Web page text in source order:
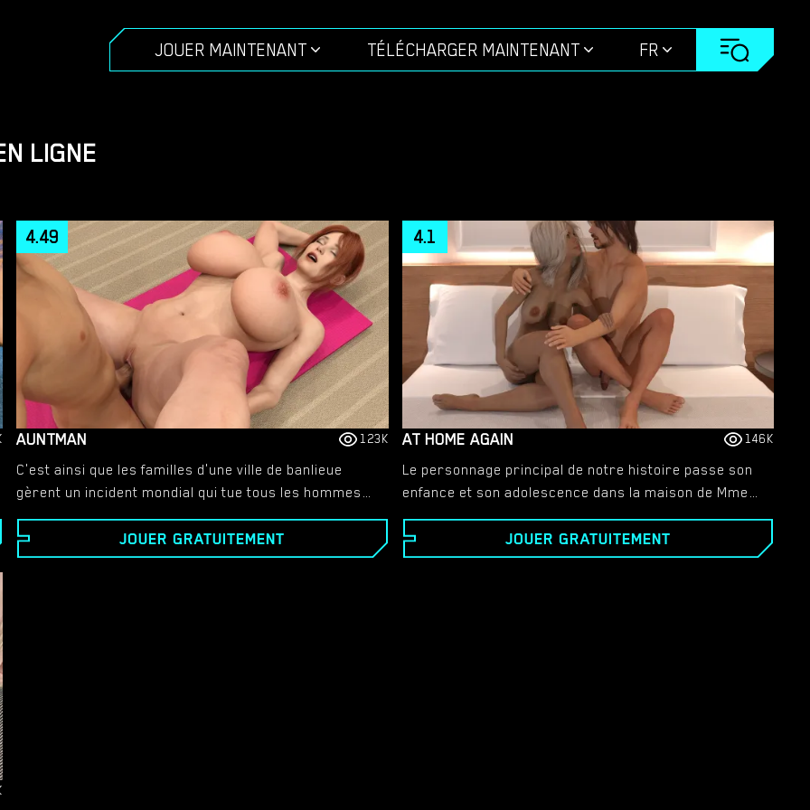
JOUER MAINTENANT TÉLÉCHARGER MAINTENANT FR
LIGNE
AUNTMAN
4.49
123K
C'est ainsi que les familles d'une ville de banlieue
gèrent un incident mondial qui tue tous les hommes
adultes. - Et explore la croissance des jeunes
hommes dans un monde majoritairement féminin.​
JOUER GRATUITEMENT
AT HOME AGAIN
4.1
146K
Le personnage principal de notre histoire passe son
enfance et son adolescence dans la maison de Mme
Campbell et de ses trois filles. - Lorsqu'il obtient son
diplôme d'études secondaires, son père l'envoie
étudier dans une université à l'autre bout du pays et
JOUER GRATUITEMENT